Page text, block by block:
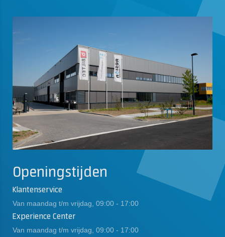
Openingstijden
Klantenservice
Van maandag t/m vrijdag, 09:00 - 17:00
Experience Center
Van maandag t/m vrijdag, 09:00 - 17:00